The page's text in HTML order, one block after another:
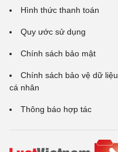
Hình thức thanh toán
Quy ước sử dụng
Chính sách bảo mật
Chính sách bảo vệ dữ liệu
cá nhân
Thông báo hợp tác